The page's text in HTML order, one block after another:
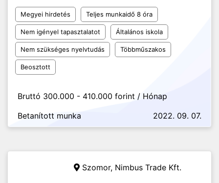
Megyei hirdetés Teljes munkaidő 8 óra
Nem igényel tapasztalatot Általános iskola
Nem szükséges nyelvtudás Többműszakos
Beosztott
Bruttó 300.000 - 410.000 forint / Hónap
Betanított munka
2022. 09. 07.
Szomor, Nimbus Trade Kft.